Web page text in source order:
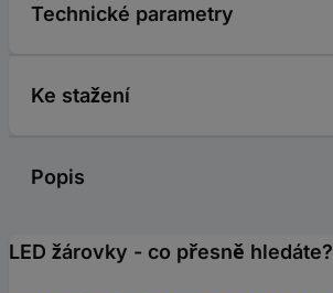
Technické parametry
Ke stažení
Popis
LED žárovky - co přesně hledáte?